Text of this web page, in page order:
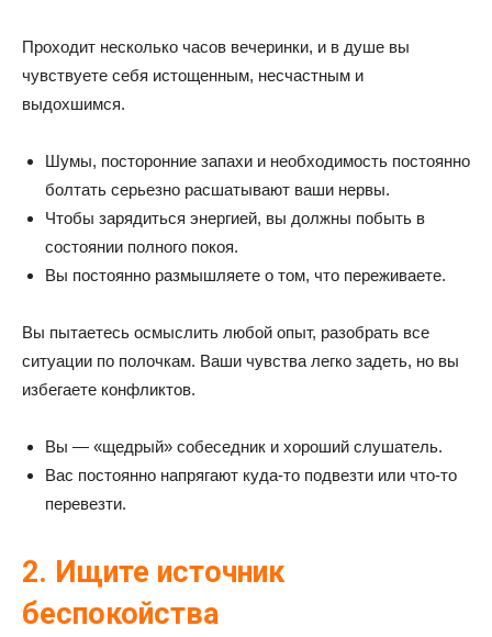
Проходит несколько часов вечеринки, и в душе вы
чувствуете себя истощенным, несчастным и
выдохшимся.
Шумы, посторонние запахи и необходимость постоянно
болтать серьезно расшатывают ваши нервы.
Чтобы зарядиться энергией, вы должны побыть в
состоянии полного покоя.
Вы постоянно размышляете о том, что переживаете.
Вы пытаетесь осмыслить любой опыт, разобрать все
ситуации по полочкам. Ваши чувства легко задеть, но вы
избегаете конфликтов.
Вы — «щедрый» собеседник и хороший слушатель.
Вас постоянно напрягают куда-то подвезти или что-то
перевезти.
2. Ищите источник
беспокойства